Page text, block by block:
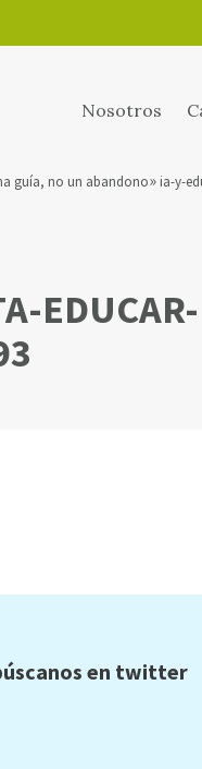
Nosotros
guía, no un abandono ia-y-
EDUCAR-
en twitter